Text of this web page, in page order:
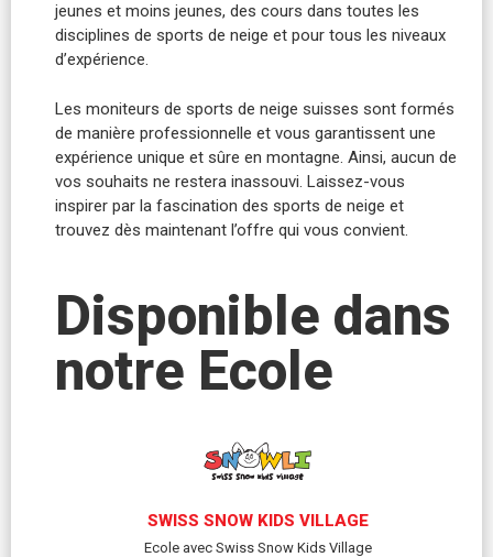
jeunes et moins jeunes, des cours dans toutes les
disciplines de sports de neige et pour tous les niveaux
d’expérience.
Les moniteurs de sports de neige suisses sont formés
de manière professionnelle et vous garantissent une
expérience unique et sûre en montagne. Ainsi, aucun de
vos souhaits ne restera inassouvi. Laissez-vous
inspirer par la fascination des sports de neige et
trouvez dès maintenant l’offre qui vous convient.
Disponible dans
notre Ecole
SWISS SNOW KIDS VILLAGE
Ecole avec Swiss Snow Kids Village